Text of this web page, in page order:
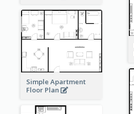
Simple Apartment
Floor Plan